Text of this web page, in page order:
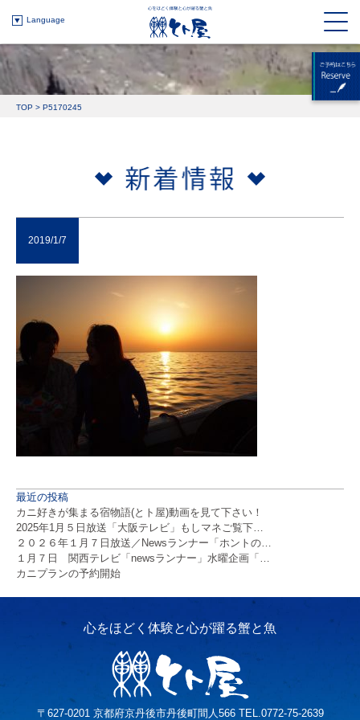
Language
TOP > P5170245
2019/1/7
最近の投稿
カニ好きが集まる宿物語(とト屋)動画を見て下さい！
2025年1月５日放送「大阪テレビ」もしマネご覧下…
２０２６年１月７日放送／Newsランナー「ホントの…
１月７日 関西テレビ「newsランナー」水曜企画「…
カニプランの予約開始
〒627-0201 京都府京丹後市丹後町間人566 TEL.0772-75-2639